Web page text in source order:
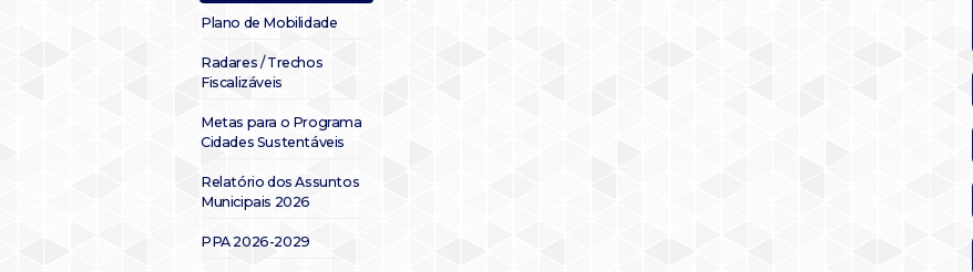
Plano de Mobilidade
Radares / Trechos
Fiscalizáveis
Metas para o Programa
Cidades Sustentáveis
Relatório dos Assuntos
Municipais 2026
PPA 2026-2029